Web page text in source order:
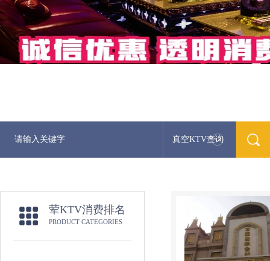
真空KTV查询
荤KTV消费排名
PRODUCT CATEGORIES